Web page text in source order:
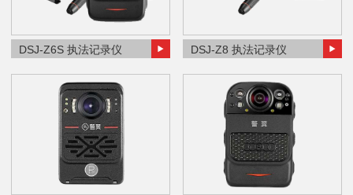
DSJ-Z6S 执法记录仪 DSJ-Z8 执法记录仪